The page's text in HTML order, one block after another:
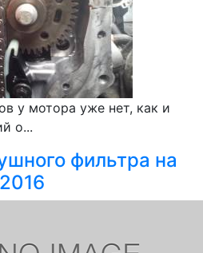
у мотора уже нет, как и
о...
фильтра на